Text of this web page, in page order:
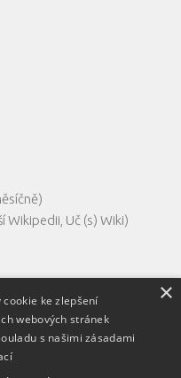
Wikipedii, Uč (s) Wiki)
×
ke zlepšení
webových stránek
s našimi zásadami